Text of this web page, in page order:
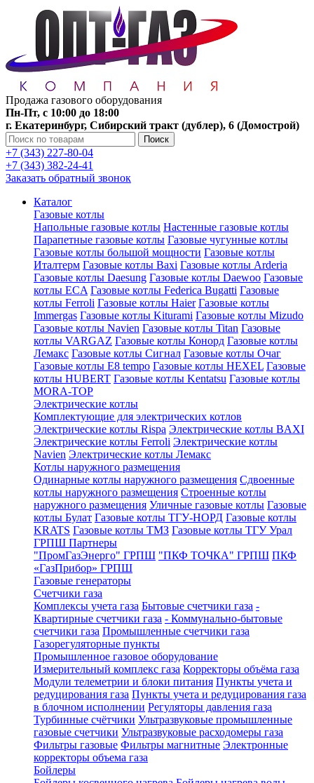
Продажа газового оборудования
Пн-Пт, с 10:00 до 18:00
г. Екатеринбург, Сибирский тракт (дублер), 6 (Домострой)
Поиск
+7 (343) 227-80-04
+7 (343) 382-24-41
Заказать обратный звонок
Каталог
Газовые котлы
Напольные газовые котлы Настенные газовые котлы
Парапетные газовые котлы Газовые чугунные котлы
Газовые котлы большой мощности Газовые котлы
Италтерм Газовые котлы Baxi Газовые котлы Arderia
Газовые котлы Daesung Газовые котлы Daewoo Газовые
котлы ECA Газовые котлы Federica Bugatti Газовые
котлы Ferroli Газовые котлы Haier Газовые котлы
Immergas Газовые котлы Kiturami Газовые котлы Mizudo
Газовые котлы Navien Газовые котлы Titan Газовые
котлы VARGAZ Газовые котлы Конорд Газовые котлы
Лемакс Газовые котлы Сигнал Газовые котлы Очаг
Газовые котлы E8 tempo Газовые котлы HEXEL Газовые
котлы HUBERT Газовые котлы Kentatsu Газовые котлы
MORA-TOP
Электрические котлы
Комплектующие для электрических котлов
Электрические котлы Rispa Электрические котлы BAXI
Электрические котлы Ferroli Электрические котлы
Navien Электрические котлы Лемакс
Котлы наружного размещения
Одинарные котлы наружного размещения Сдвоенные
котлы наружного размещения Строенные котлы
наружного размещения Уличные газовые котлы Газовые
котлы Булат Газовые котлы ТГУ-НОРД Газовые котлы
KRATS Газовые котлы ТМЗ Газовые котлы ТГУ Урал
ГРПШ Партнеры
"ПромГазЭнерго" ГРПШ "ПКФ ТОЧКА" ГРПШ ПКФ
«ГазПрибор» ГРПШ
Газовые генераторы
Счетчики газа
Комплексы учета газа Бытовые счетчики газа -
Квартирные счетчики газа - Коммунально-бытовые
счетчики газа Промышленные счетчики газа
Газорегуляторные пункты
Промышленное газовое оборудование
Измерительный комплекс газа Корректоры объёма газа
Модули телеметрии и блоки питания Пункты учета и
редуцирования газа Пункты учета и редуцирования газа
в блочном исполнении Регуляторы давления газа
Турбинные счётчики Ультразвуковые промышленные
газовые счетчики Ультразвуковые расходомеры газа
Фильтры газовые Фильтры магнитные Электронные
корректоры объема газа
Бойлеры